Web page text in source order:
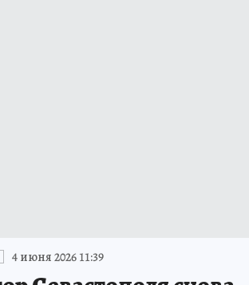
4 июня 2026 11:39